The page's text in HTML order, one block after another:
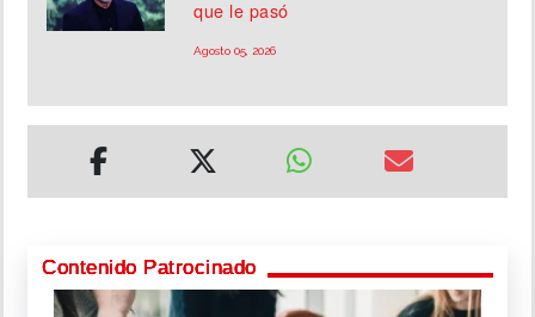
que le pasó
Agosto 05, 2026
Contenido Patrocinado